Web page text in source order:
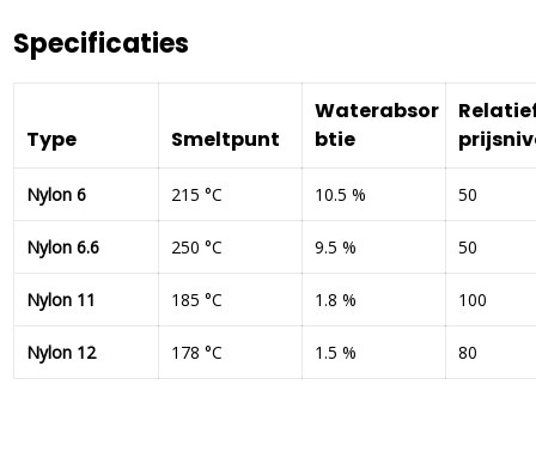
Specificaties
Type Smeltpunt
Waterabsor
btie
Nylon 6 215 °C 10.5 % 50
Nylon 6.6 250 °C 9.5 % 50
Nylon 11 185 °C 1.8 % 100
Nylon 12 178 °C 1.5 % 80